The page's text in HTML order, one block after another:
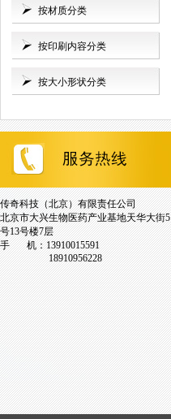
按材质分类
按印刷内容分类
按大小形状分类
传奇科技（北京）有限责任公司
北京市大兴生物医药产业基地天华大街5
号13号楼7层
手 机：13910015591
18910956228